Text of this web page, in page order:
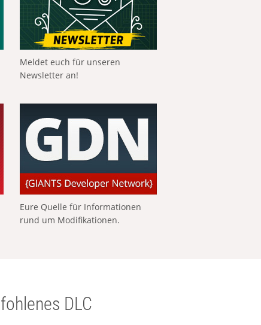
Meldet euch für unseren
Newsletter an!
Eure Quelle für Informationen
rund um Modifikationen.
DLC